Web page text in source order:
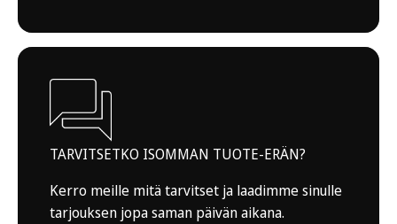
TARVITSETKO ISOMMAN TUOTE-ERÄN?
Kerro meille mitä tarvitset ja laadimme sinulle
tarjouksen jopa saman päivän aikana.